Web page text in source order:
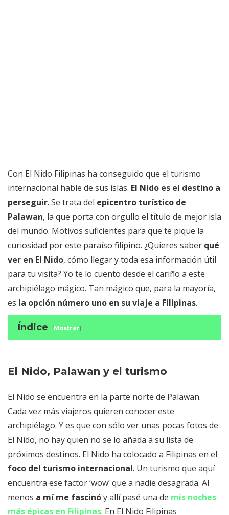
Con El Nido Filipinas ha conseguido que el turismo
internacional hable de sus islas. El Nido es el destino a
perseguir. Se trata del epicentro turístico de
Palawan, la que porta con orgullo el título de mejor isla
del mundo. Motivos suficientes para que te pique la
curiosidad por este paraíso filipino. ¿Quieres saber qué
ver en El Nido, cómo llegar y toda esa información útil
para tu visita? Yo te lo cuento desde el cariño a este
archipiélago mágico. Tan mágico que, para la mayoría,
es la opción número uno en su viaje a Filipinas.
Índice [Mostrar]
El Nido, Palawan y el turismo
nacional
Qué ver en el Nido
Excursiones y tours en El Nido
Cómo llegar a El Nido
Alojamiento en El Nido
Resorts de lujo en El Nido
Buceo en El Nido
Lo peor de El Nido
El Nido, Palawan y el turismo
El Nido se encuentra en la parte norte de Palawan.
Cada vez más viajeros quieren conocer este
archipiélago. Y es que con sólo ver unas pocas fotos de
El Nido, no hay quien no se lo añada a su lista de
próximos destinos. El Nido ha colocado a Filipinas en el
foco del turismo internacional. Un turismo que aquí
encuentra ese factor ‘wow’ que a nadie desagrada. Al
menos a mí me fascinóy allí pasé una de mis noches
más épicas en Filipinas. En El Nido Filipinas